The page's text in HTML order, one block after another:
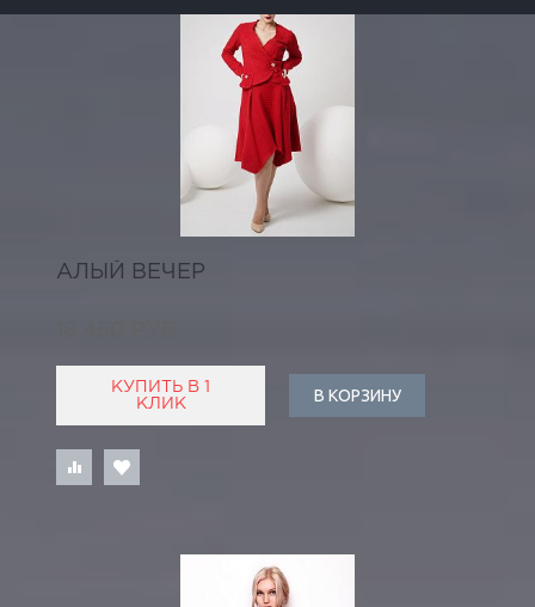
АЛЫЙ ВЕЧЕР
КУПИТЬ В 1
КЛИК
В КОРЗИНУ